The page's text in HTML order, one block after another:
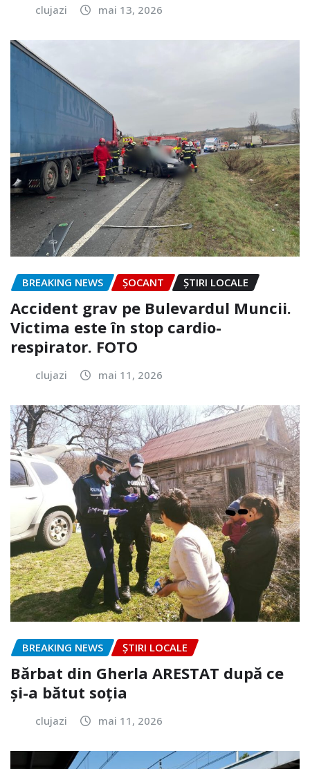
clujazi mai 13, 2026
BREAKING NEWS ȘOCANT ȘTIRI LOCALE
Accident grav pe Bulevardul Muncii.
Victima este în stop cardio-
respirator. FOTO
clujazi mai 11, 2026
BREAKING NEWS ȘTIRI LOCALE
Bărbat din Gherla ARESTAT după ce
și-a bătut soția
clujazi mai 11, 2026